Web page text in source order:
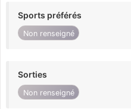
Sports préférés
Non renseigné
Sorties
Non renseigné